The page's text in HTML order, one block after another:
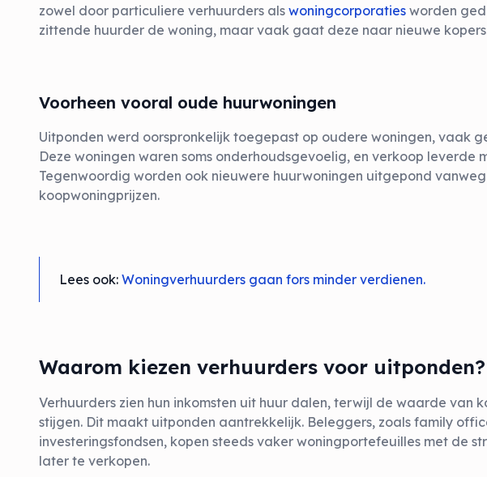
zowel door particuliere verhuurders als woningcorporaties worden
zittende huurder de woning, maar vaak gaat deze naar nieuwe
Voorheen vooral oude huurwoningen
Uitponden werd oorspronkelijk toegepast op oudere woningen, vaak
Deze woningen waren soms onderhoudsgevoelig, en verkoop leverde
Tegenwoordig worden ook nieuwere huurwoningen uitgepond
koopwoningprijzen.
Lees ook: Woningverhuurders gaan fors minder verdienen.
Waarom kiezen verhuurders voor uitponden?
Verhuurders zien hun inkomsten uit huur dalen, terwijl de waarde van
stijgen. Dit maakt uitponden aantrekkelijk. Beleggers, zoals family
investeringsfondsen, kopen steeds vaker woningportefeuilles met de
later te verkopen.